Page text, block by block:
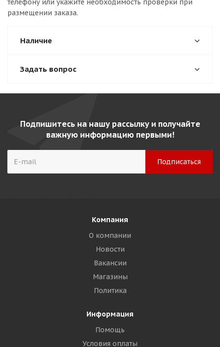
телефону или укажите необходимость проверки при
размещении заказа.
Наличие
Задать вопрос
Подпишитесь на нашу рассылку и получайте
важную информацию первыми!
Компания
О компании
Новости
Вакансии
Магазины
Политика
Информация
Помощь
Условия оплаты